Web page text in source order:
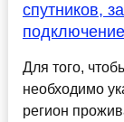
спутников,
Для того,
необходимо
регион